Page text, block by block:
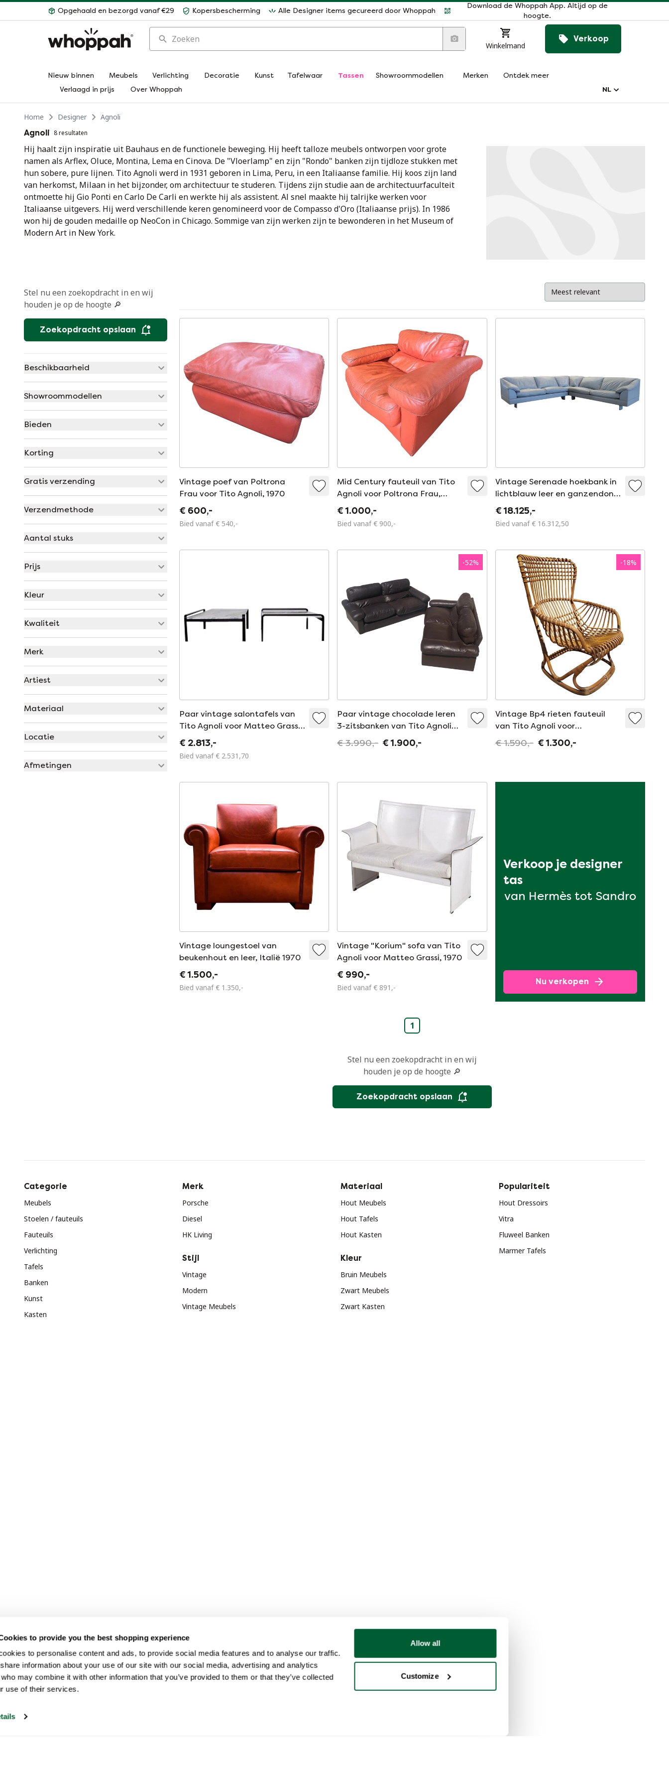
to provide you the best shopping experience
to personalise content and ads, to provide social media features and to analyse our traffic.
information about your use of our site with our social media, advertising and analytics
may combine it with other information that you’ve provided to them or that they’ve collected
use of their services.
Allow all
Customize
Opgehaald en bezorgd vanaf €29 Kopersbescherming Alle Designer items gecureerd door Whoppah
Download de Whoppah App. Altijd op de
hoogte.
Zoeken
Winkelmand
Verkoop
Nieuw binnen Meubels Verlichting Decoratie Kunst Tafelwaar Tassen Showroommodellen Merken
Ontdek meer
Verlaagd in prijs
Over Whoppah NL
Home Designer
Agnoli
Agnoli 8 resultaten
Hij haalt zijn inspiratie uit Bauhaus en de functionele beweging. Hij heeft talloze meubels ontworpen voor grote
namen als Arflex, Oluce, Montina, Lema en Cinova. De "Vloerlamp" en zijn "Rondo" banken zijn tijdloze stukken met
hun sobere, pure lijnen. Tito Agnoli werd in 1931 geboren in Lima, Peru, in een Italiaanse familie. Hij koos zijn land
van herkomst, Milaan in het bijzonder, om architectuur te studeren. Tijdens zijn studie aan de architectuurfaculteit
ontmoette hij Gio Ponti en Carlo De Carli en werkte hij als assistent. Al snel maakte hij talrijke werken voor
Italiaanse uitgevers. Hij werd verschillende keren genomineerd voor de Compasso d'Oro (Italiaanse prijs). In 1986
won hij de gouden medaille op NeoCon in Chicago. Sommige van zijn werken zijn te bewonderen in het Museum of
Modern Art in New York.
Stel nu een zoekopdracht in en wij
houden je op de hoogte 🔎
Zoekopdracht opslaan
Beschikbaarheid
Showroommodellen
Bieden
Korting
Gratis verzending
Verzendmethode
Aantal stuks
Prijs
Kleur
Kwaliteit
Merk
Artiest
Materiaal
Locatie
Afmetingen
Vintage poef van Poltrona
Frau voor Tito Agnoli, 1970
€ 600,-
Bied vanaf € 540,-
Mid Century fauteuil van Tito
Agnoli voor Poltrona Frau,
Italië 1970
€ 1.000,-
Bied vanaf € 900,-
Vintage Serenade hoekbank in
lichtblauw leer en ganzendons
van Tito Agnoli voor Frau, Italië
€ 18.125,-
Bied vanaf € 16.312,50
Paar vintage salontafels van
Tito Agnoli voor Matteo Grassi,
Italië
€ 2.813,-
Bied vanaf € 2.531,70
-52%
Paar vintage chocolade leren
3-zitsbanken van Tito Agnoli
voor Poltrona Frau, 1970
€ 3.990,- € 1.900,-
-18%
Vintage Bp4 rieten fauteuil
van Tito Agnoli voor
Pierantonio Bonacina, 1959
€ 1.590,- € 1.300,-
Vintage loungestoel van
beukenhout en leer, Italië 1970
€ 1.500,-
Bied vanaf € 1.350,-
Vintage "Korium" sofa van Tito
Agnoli voor Matteo Grassi, 1970
€ 990,-
Bied vanaf € 891,-
Verkoop je designer
tas
van Hermès tot Sandro
Nu verkopen
1
Stel nu een zoekopdracht in en wij
houden je op de hoogte 🔎
Zoekopdracht opslaan
Categorie
Meubels
Stoelen / fauteuils
Fauteuils
Verlichting
Tafels
Banken
Kunst
Kasten
Merk
Porsche
Diesel
HK Living
Stijl
Vintage
Modern
Vintage Meubels
Materiaal
Hout Meubels
Hout Tafels
Hout Kasten
Kleur
Bruin Meubels
Zwart Meubels
Zwart Kasten
Populariteit
Hout Dressoirs
Vitra
Fluweel Banken
Marmer Tafels